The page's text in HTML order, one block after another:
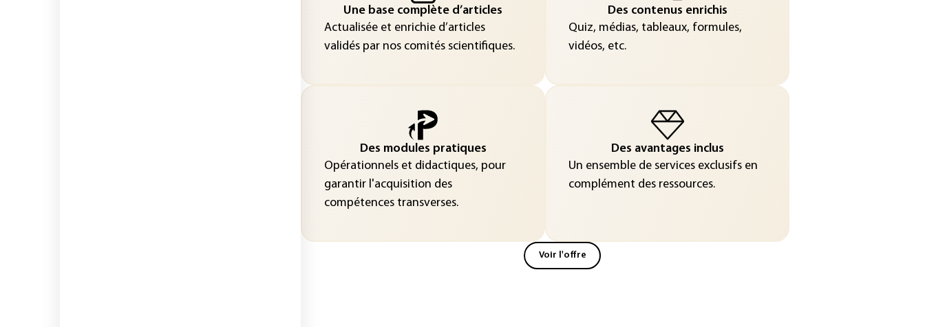
Une base complète d’articles
Actualisée et enrichie d’articles
validés par nos comités scientifiques.
Des contenus enrichis
Quiz, médias, tableaux, formules,
vidéos, etc.
Des modules pratiques
Opérationnels et didactiques, pour
garantir l'acquisition des
compétences transverses.
Des avantages inclus
Un ensemble de services exclusifs en
complément des ressources.
Voir l'offre